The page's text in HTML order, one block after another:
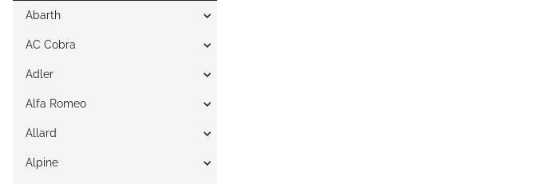
Abarth
AC Cobra
Adler
Alfa Romeo
Allard
Alpine